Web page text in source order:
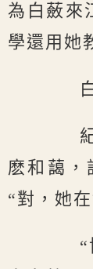
為白蘞來
學還用她
白
紀
麽和藹，
“對，她
“博